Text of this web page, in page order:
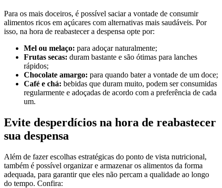
Para os mais doceiros, é possível saciar a vontade de consumir
alimentos ricos em açúcares com alternativas mais saudáveis. Por
isso, na hora de reabastecer a despensa opte por:
Mel ou melaço: para adoçar naturalmente;
Frutas secas: duram bastante e são ótimas para lanches
rápidos;
Chocolate amargo: para quando bater a vontade de um doce;
Café e chá: bebidas que duram muito, podem ser consumidas
regularmente e adoçadas de acordo com a preferência de cada
um.
Evite desperdícios na hora de reabastecer
sua despensa
Além de fazer escolhas estratégicas do ponto de vista nutricional,
também é possível organizar e armazenar os alimentos da forma
adequada, para garantir que eles não percam a qualidade ao longo
do tempo. Confira: